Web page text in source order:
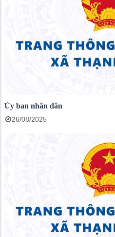
Ủy ban nhân dân
26/08/2025